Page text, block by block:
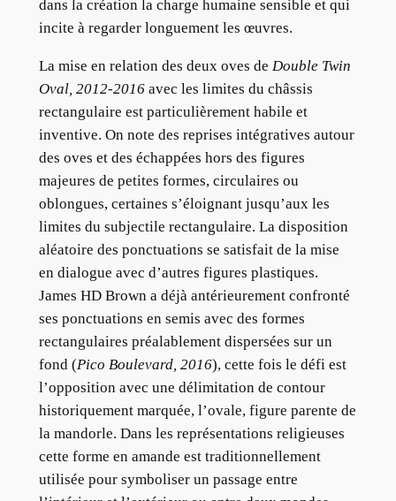
dans la création la charge humaine sensible et qui
incite à regarder longuement les œuvres.
La mise en relation des deux oves de Double Twin
Oval, 2012-2016avec les limites du châssis
rectangulaire est particulièrement habile et
inventive. On note des reprises intégratives autour
des oves et des échappées hors des figures
majeures de petites formes, circulaires ou
oblongues, certaines s’éloignant jusqu’aux les
limites du subjectile rectangulaire. La disposition
aléatoire des ponctuations se satisfait de la mise
en dialogue avec d’autres figures plastiques.
James HD Brown a déjà antérieurement confronté
ses ponctuations en semis avec des formes
rectangulaires préalablement dispersées sur un
fond (Pico Boulevard, 2016), cette fois le défi est
l’opposition avec une délimitation de contour
historiquement marquée, l’ovale, figure parente de
la mandorle. Dans les représentations religieuses
cette forme en amande est traditionnellement
utilisée pour symboliser un passage entre